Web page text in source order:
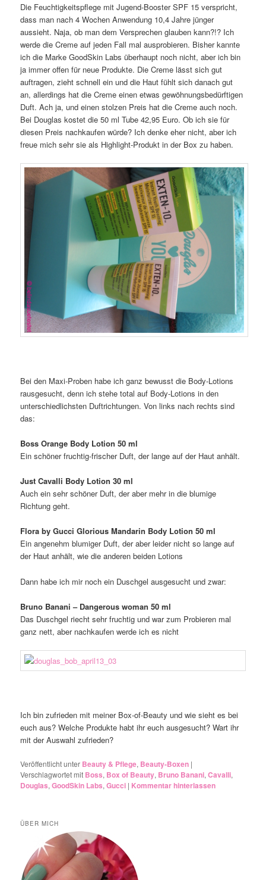
Die Feuchtigkeitspflege mit Jugend-Booster SPF 15 verspricht,
dass man nach 4 Wochen Anwendung 10,4 Jahre jünger
aussieht. Naja, ob man dem Versprechen glauben kann?!? Ich
werde die Creme auf jeden Fall mal ausprobieren. Bisher kannte
ich die Marke GoodSkin Labs überhaupt noch nicht, aber ich bin
ja immer offen für neue Produkte. Die Creme lässt sich gut
auftragen, zieht schnell ein und die Haut fühlt sich danach gut
an, allerdings hat die Creme einen etwas gewöhnungsbedürftigen
Duft. Ach ja, und einen stolzen Preis hat die Creme auch noch.
Bei Douglas kostet die 50 ml Tube 42,95 Euro. Ob ich sie für
diesen Preis nachkaufen würde? Ich denke eher nicht, aber ich
freue mich sehr sie als Highlight-Produkt in der Box zu haben.
Bei den Maxi-Proben habe ich ganz bewusst die Body-Lotions
rausgesucht, denn ich stehe total auf Body-Lotions in den
unterschiedlichsten Duftrichtungen. Von links nach rechts sind
das:
Boss Orange Body Lotion 50 ml
Ein schöner fruchtig-frischer Duft, der lange auf der Haut anhält.
Just Cavalli Body Lotion 30 ml
Auch ein sehr schöner Duft, der aber mehr in die blumige
Richtung geht.
Flora by Gucci Glorious Mandarin Body Lotion 50 ml
Ein angenehm blumiger Duft, der aber leider nicht so lange auf
der Haut anhält, wie die anderen beiden Lotions
Dann habe ich mir noch ein Duschgel ausgesucht und zwar:
Bruno Banani – Dangerous woman 50 ml
Das Duschgel riecht sehr fruchtig und war zum Probieren mal
ganz nett, aber nachkaufen werde ich es nicht
Ich bin zufrieden mit meiner Box-of-Beauty und wie sieht es bei
euch aus? Welche Produkte habt ihr euch ausgesucht? Wart ihr
mit der Auswahl zufrieden?
Veröffentlicht unter Beauty & Pflege, Beauty-Boxen |
Verschlagwortet mit Boss, Box of Beauty, Bruno Banani,Cavalli,
Douglas,GoodSkin Labs,Gucci | Kommentar hinterlassen
ÜBER MICH